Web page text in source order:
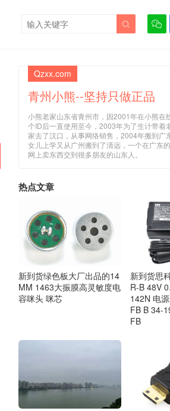


Qzxx.com
青州小熊--坚持只做正品
小熊老家山东省青州市，因2001年在小熊在
个ID后一直使用至今，2003年为了生计带着
家去了汉口，从事网络销售，2004年搬到广
女儿上学又从广州搬到了清远，一个在广东
网上卖东西交到很多朋友的山东人。
热点文章
新到货绿色板大厂出品的14
MM 1463大振膜高灵敏度电
容咪头 咪芯
新到货思
R-B 48V
142N 电
FB B 34-
FB